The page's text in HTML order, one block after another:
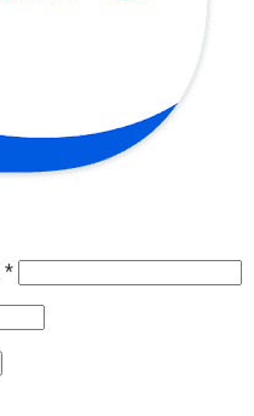
*